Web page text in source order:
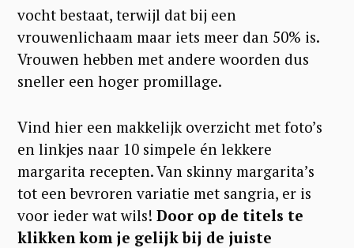
vocht bestaat, terwijl dat bij een
vrouwenlichaam maar iets meer dan 50% is.
Vrouwen hebben met andere woorden dus
sneller een hoger promillage.
Vind hier een makkelijk overzicht met foto’s
en linkjes naar 10 simpele én lekkere
margarita recepten. Van skinny margarita’s
tot een bevroren variatie met sangria, er is
voor ieder wat wils! Door op de titels te
klikken kom je gelijk bij de juiste